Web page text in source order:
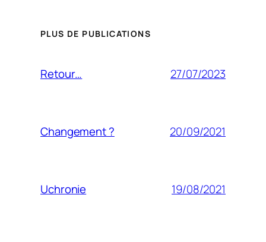
PLUS DE PUBLICATIONS
Retour… 27/07/2023
Changement ? 20/09/2021
Uchronie 19/08/2021